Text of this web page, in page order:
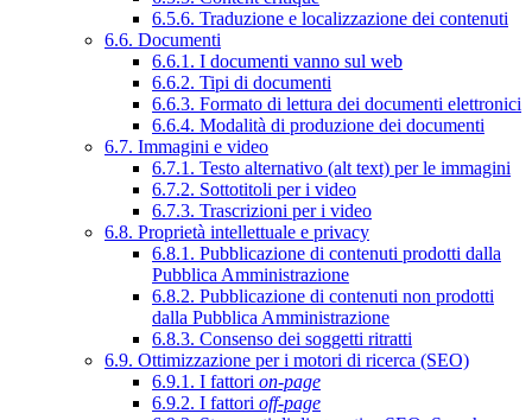
6.5.6. Traduzione e localizzazione dei contenuti
6.6. Documenti
6.6.1. I documenti vanno sul web
6.6.2. Tipi di documenti
6.6.3. Formato di lettura dei documenti elettronici
6.6.4. Modalità di produzione dei documenti
6.7. Immagini e video
6.7.1. Testo alternativo (alt text) per le immagini
6.7.2. Sottotitoli per i video
6.7.3. Trascrizioni per i video
6.8. Proprietà intellettuale e privacy
6.8.1. Pubblicazione di contenuti prodotti dalla
Pubblica Amministrazione
6.8.2. Pubblicazione di contenuti non prodotti
dalla Pubblica Amministrazione
6.8.3. Consenso dei soggetti ritratti
6.9. Ottimizzazione per i motori di ricerca (SEO)
6.9.1. I fattori on-page
6.9.2. I fattori off-page